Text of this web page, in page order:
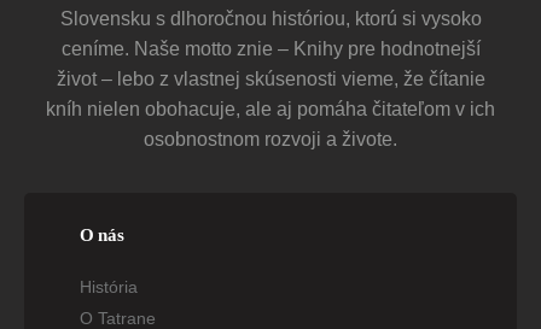
Slovensku s dlhoročnou históriou, ktorú si vysoko
ceníme. Naše motto znie – Knihy pre hodnotnejší
život – lebo z vlastnej skúsenosti vieme, že čítanie
kníh nielen obohacuje, ale aj pomáha čitateľom v ich
osobnostnom rozvoji a živote.
O nás
História
O Tatrane